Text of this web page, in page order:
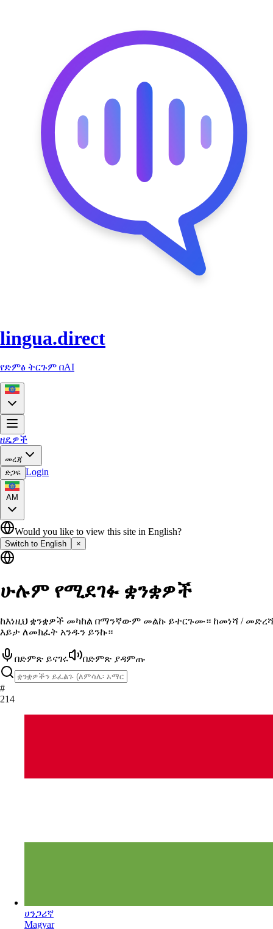
lingua.direct
የድምፅ ትርጉም በAI
ዘዴዎች
መረጃ
ድጋፍ Login
AM
Would you like to view this site in English?
Switch to English ×
ሁሉም የሚደገፉ ቋንቋዎች
ከእነዚህ ቋንቋዎች መካከል በማንኛውም መልኩ ይተርጉሙ። ከመነሻ /
እይታ ለመክፈት አንዱን ይንኩ።
በድምጽ ይናገሩ በድምጽ ያዳምጡ
#
214
ሀንጋሪኛ
Magyar